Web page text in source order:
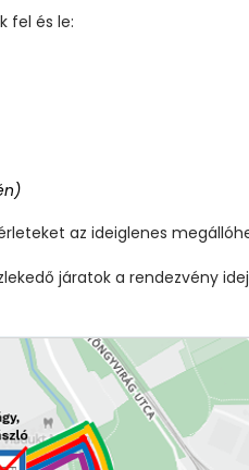
fel és le:
az ideiglenes
járatok a rendezvény